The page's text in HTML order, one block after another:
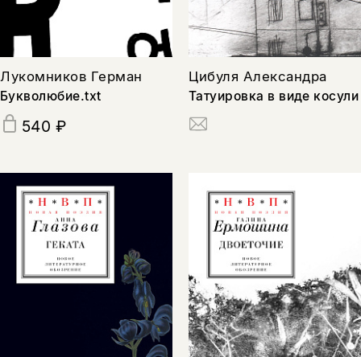
Лукомников Герман
Букволюбие.txt
540 ₽
Цибуля Александра
Татуировка в виде косули